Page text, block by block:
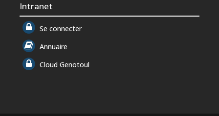
Intranet
Se connecter
Annuaire
Cloud Genotoul